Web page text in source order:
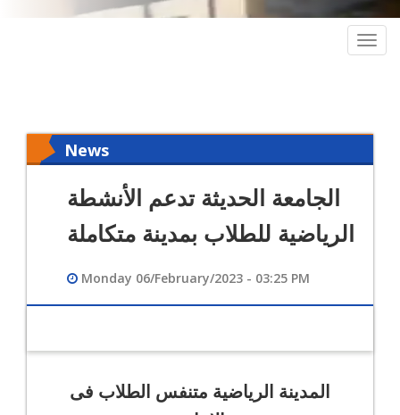
News
الجامعة الحديثة تدعم الأنشطة
الرياضية للطلاب بمدينة متكاملة
Monday 06/February/2023 - 03:25 PM
المدينة الرياضية متنفس الطلاب فى